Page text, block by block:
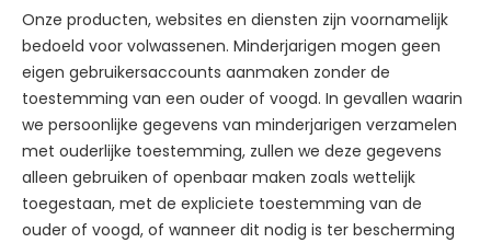
Onze producten, websites en diensten zijn voornamelijk
bedoeld voor volwassenen. Minderjarigen mogen geen
eigen gebruikersaccounts aanmaken zonder de
toestemming van een ouder of voogd. In gevallen waarin
we persoonlijke gegevens van minderjarigen verzamelen
met ouderlijke toestemming, zullen we deze gegevens
alleen gebruiken of openbaar maken zoals wettelijk
toegestaan, met de expliciete toestemming van de
ouder of voogd, of wanneer dit nodig is ter bescherming